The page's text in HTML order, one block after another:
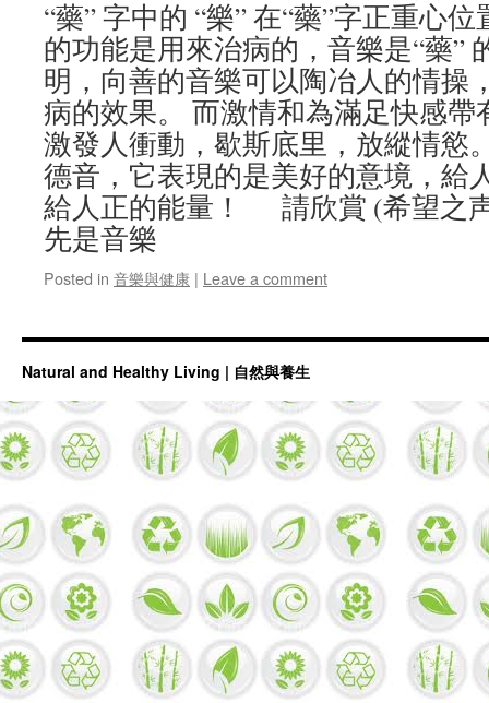
“藥” 字中的 “樂” 在“藥”字正重心
的功能是用來治病的，音樂是“藥”
明，向善的音樂可以陶冶人的情操
病的效果。 而激情和為滿足快感
激發人衝動，歇斯底里，放縱情慾
德音，它表現的是美好的意境，給
給人正的能量！ 請欣賞 (希望之
先是音樂
Posted in 音樂與健康 | Leave a comment
Natural and Healthy Living | 自然與養生